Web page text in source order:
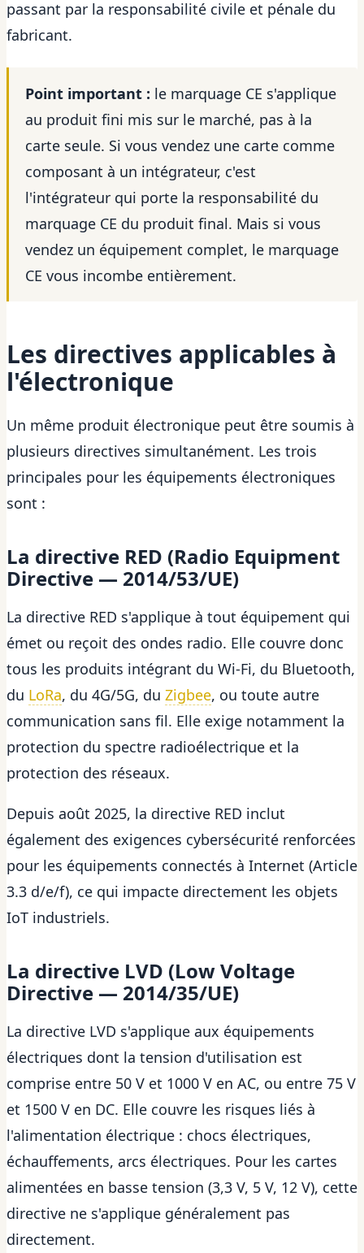
passant par la responsabilité civile et pénale du
fabricant.
Point important : le marquage CE s'applique
au produit fini mis sur le marché, pas à la
carte seule. Si vous vendez une carte comme
composant à un intégrateur, c'est
l'intégrateur qui porte la responsabilité du
marquage CE du produit final. Mais si vous
vendez un équipement complet, le marquage
CE vous incombe entièrement.
Les directives applicables à
l'électronique
Un même produit électronique peut être soumis à
plusieurs directives simultanément. Les trois
principales pour les équipements électroniques
sont :
La directive RED (Radio Equipment
Directive — 2014/53/UE)
La directive RED s'applique à tout équipement qui
émet ou reçoit des ondes radio. Elle couvre donc
tous les produits intégrant du Wi-Fi, du Bluetooth,
du LoRa, du 4G/5G, du Zigbee, ou toute autre
communication sans fil. Elle exige notamment la
protection du spectre radioélectrique et la
protection des réseaux.
Depuis août 2025, la directive RED inclut
également des exigences cybersécurité renforcées
pour les équipements connectés à Internet (Article
3.3 d/e/f), ce qui impacte directement les objets
IoT industriels.
La directive LVD (Low Voltage
Directive — 2014/35/UE)
La directive LVD s'applique aux équipements
électriques dont la tension d'utilisation est
comprise entre 50 V et 1000 V en AC, ou entre 75 V
et 1500 V en DC. Elle couvre les risques liés à
l'alimentation électrique : chocs électriques,
échauffements, arcs électriques. Pour les cartes
alimentées en basse tension (3,3 V, 5 V, 12 V), cette
directive ne s'applique généralement pas
directement.